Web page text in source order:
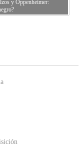
y Oppenheimer: